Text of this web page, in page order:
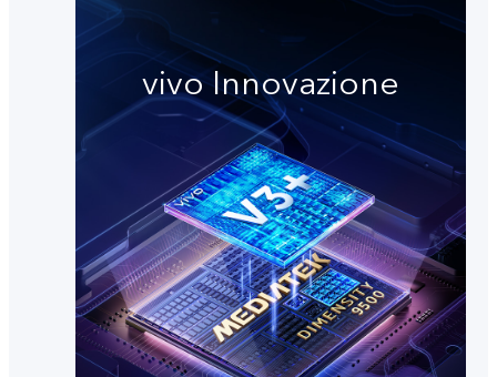
vivo Innovazione